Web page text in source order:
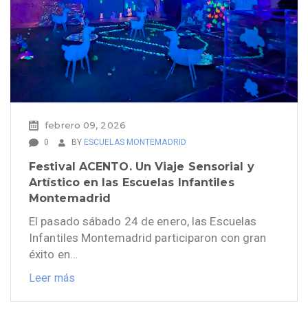
febrero 09, 2026
0 BY ESCUELAS MONTEMADRID
Festival ACENTO. Un Viaje Sensorial y
Artístico en las Escuelas Infantiles
Montemadrid
El pasado sábado 24 de enero, las Escuelas
Infantiles Montemadrid participaron con gran
éxito en…
Leer más